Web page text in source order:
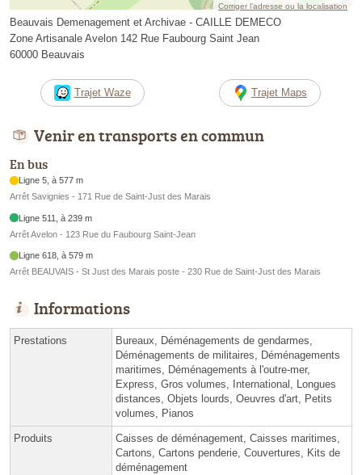
Corriger l’adresse ou la localisation
Beauvais Demenagement et Archivae - CAILLE DEMECO
Zone Artisanale Avelon 142 Rue Faubourg Saint Jean
60000 Beauvais
Trajet Waze Trajet Maps
Venir en transports en commun
En bus
Ligne 5, à 577 m
Arrêt Savignies - 171 Rue de Saint-Just des Marais
Ligne 511, à 239 m
Arrêt Avelon - 123 Rue du Faubourg Saint-Jean
Ligne 618, à 579 m
Arrêt BEAUVAIS - St Just des Marais poste - 230 Rue de Saint-Just des Marais
Informations
Prestations
Bureaux, Déménagements de gendarmes,
Déménagements de militaires, Déménagements
maritimes, Déménagements à l'outre-mer,
Express, Gros volumes, International, Longues
distances, Objets lourds, Oeuvres d'art, Petits
volumes, Pianos
Produits
Caisses de déménagement, Caisses maritimes,
Cartons, Cartons penderie, Couvertures, Kits de
déménagement